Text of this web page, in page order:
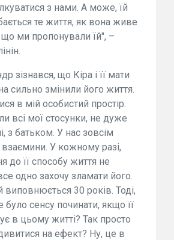
з нами. А може, їй
те життя, як вона живе
що ми пропонували їй", –
зізнався, що Кіра і її мати
сильно змінили його життя.
в мій особистий простір.
всі мої стосунки, не дуже
з батьком. У нас зовсім
У кожному разі,
до її способу життя не
одно захочу зламати його.
виповнюється 30 років. Тоді,
було сенсу починати, якщо її
в цьому житті? Так просто
на ефект? Ну, це в